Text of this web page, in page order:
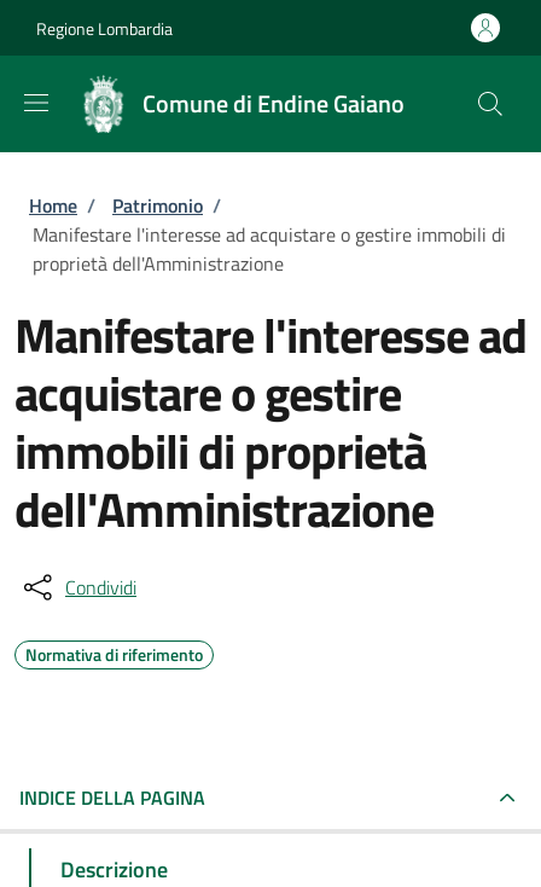
Regione Lombardia
Comune di Endine Gaiano
Briciole di pane
Home / Patrimonio /
Manifestare l'interesse ad acquistare o gestire immobili di
proprietà dell'Amministrazione
Manifestare l'interesse ad
acquistare o gestire
immobili di proprietà
dell'Amministrazione
Condividi
Normativa di riferimento
INDICE DELLA PAGINA
Descrizione